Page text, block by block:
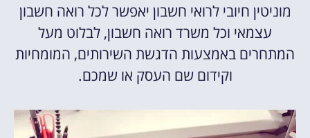
מוניטין חיובי לרואי חשבון יאפשר לכל רואה חשבון
עצמאי וכל משרד רואה חשבון, לבלוט מעל
המתחרים באמצעות הדגשת השירותים, המומחיות
וקידום שם העסק או שמכם.